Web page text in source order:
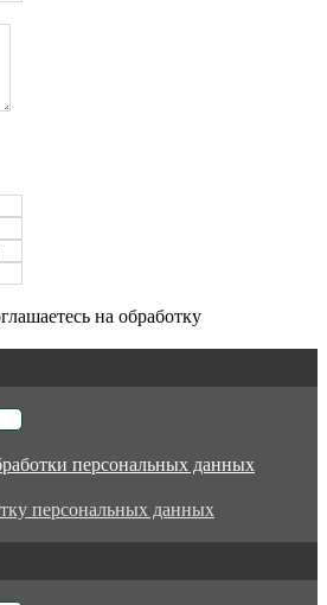
на обработку
персональных данных
персональных данных